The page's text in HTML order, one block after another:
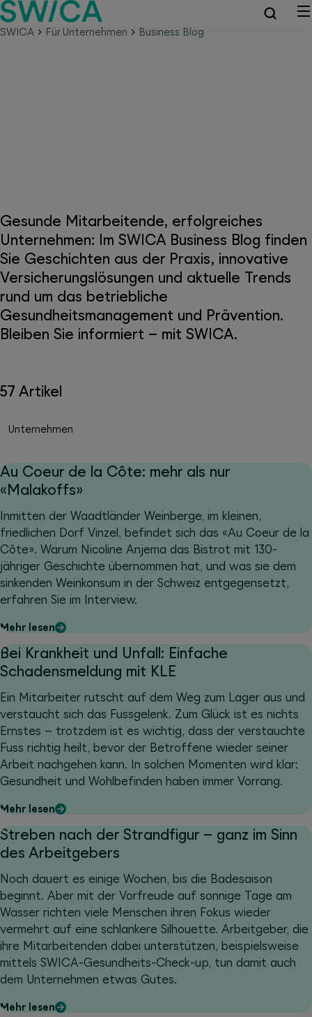
SWICA Für Unternehmen Business Blog
Gesunde Mitarbeitende, erfolgreiches
Unternehmen: Im SWICA Business Blog finden
Sie Geschichten aus der Praxis, innovative
Versicherungslösungen und aktuelle Trends
rund um das betriebliche
Gesundheitsmanagement und Prävention.
Bleiben Sie informiert – mit SWICA.
57 Artikel
Unternehmen
Au Coeur de la Côte: mehr als nur
«Malakoffs»
Inmitten der Waadtländer Weinberge, im kleinen,
friedlichen Dorf Vinzel, befindet sich das «Au Coeur de la
Côte». Warum Nicoline Anjema das Bistrot mit 130-
jähriger Geschichte übernommen hat, und was sie dem
sinkenden Weinkonsum in der Schweiz entgegensetzt,
erfahren Sie im Interview.
Mehr lesen
Bei Krankheit und Unfall: Einfache
Schadensmeldung mit KLE
Ein Mitarbeiter rutscht auf dem Weg zum Lager aus und
verstaucht sich das Fussgelenk. Zum Glück ist es nichts
Ernstes – trotzdem ist es wichtig, dass der verstauchte
Fuss richtig heilt, bevor der Betroffene wieder seiner
Arbeit nachgehen kann. In solchen Momenten wird klar:
Gesundheit und Wohlbefinden haben immer Vorrang.
Mehr lesen
Streben nach der Strandfigur – ganz im Sinn
des Arbeitgebers
Noch dauert es einige Wochen, bis die Badesaison
beginnt. Aber mit der Vorfreude auf sonnige Tage am
Wasser richten viele Menschen ihren Fokus wieder
vermehrt auf eine schlankere Silhouette. Arbeitgeber, die
ihre Mitarbeitenden dabei unterstützen, beispielsweise
mittels SWICA-Gesundheits-Check-up, tun damit auch
dem Unternehmen etwas Gutes.
Mehr lesen